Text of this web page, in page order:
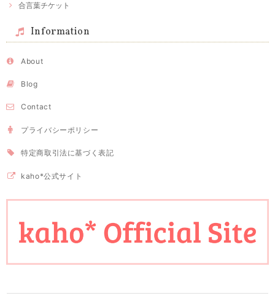
合言葉チケット
Information
About
Blog
Contact
プライバシーポリシー
特定商取引法に基づく表記
kaho*公式サイト